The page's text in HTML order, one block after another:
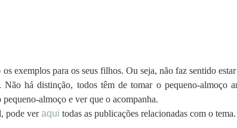
os exemplos para os seus filhos. Ou seja, não faz sentido
há distinção, todos têm de tomar o pequeno-almoço
almoço e ver que o acompanha.
pode veraqui todas as publicações relacionadas com o tema.